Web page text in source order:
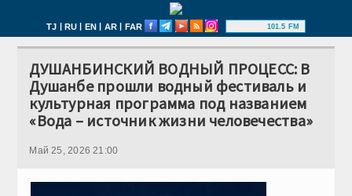
TJ | RU | EN | AR | FAR 101.5 FM
ДУШАНБИНСКИЙ ВОДНЫЙ ПРОЦЕСС: В
Душанбе прошли водный фестиваль и
культурная программа под названием
«Вода – источник жизни человечества»
Май 25, 2026 21:00